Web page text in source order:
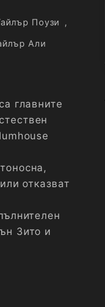
Поузи
,
Али
главните
отказват
Зито и